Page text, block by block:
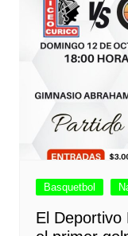
Basquetbol
El Deportivo